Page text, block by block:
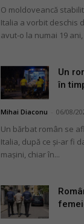
O moldoveancă
Italia a vorbit deschis
avut-o la numai 19 ani,
Un
în
Mihai Diaconu 06/08/
Un bărbat român se
Italia, după ce și-ar fi
mașini, chiar în...